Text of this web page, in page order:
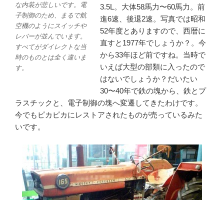
な内装が悲しいです。電
子制御のため、まるで航
空機のようにスイッチや
レバーが並んでいます。
すべてがダイレクトな当
時のものとは全く違いま
す。
3.5L。大体58馬力〜60馬力。前
進6速、後退2速。写真では昭和
52年度とありますので、西暦に
直すと1977年でしょうか？。今
から33年ほど前ですね。当時で
いえば大型の部類に入ったので
はないでしょうか？だいたい
30〜40年で鉄の塊から、鉄とプ
ラスチックと、電子制御の塊へ変遷してきたわけです。
今でもピカピカにレストアされたものが売っているみた
いです。